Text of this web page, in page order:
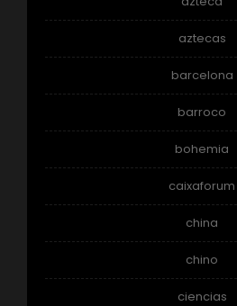
aztecas
barcelona
barroco
bohemia
caixaforum
china
chino
ciencias